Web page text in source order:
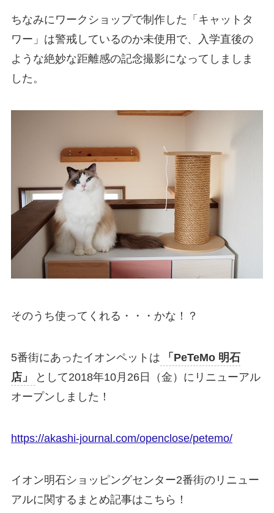
ちなみにワークショップで制作した「キャットタ
ワー」は警戒しているのか未使用で、入学直後の
ような絶妙な距離感の記念撮影になってしましま
した。
そのうち使ってくれる・・・かな！？
5番街にあったイオンペットは
「PeTeMo 明石
店」
として2018年10月26日（金）にリニューアル
オープンしました！
https://akashi-journal.com/openclose/petemo/
イオン明石ショッピングセンター2番街のリニュー
アルに関するまとめ記事はこちら！